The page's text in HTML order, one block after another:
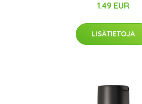
1.49 EUR
LISÄTIETOJA